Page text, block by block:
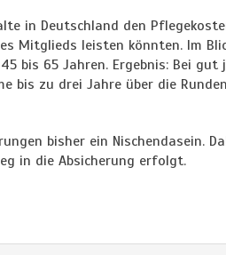
in Deutschland den
Mitglieds leisten könnten. Im
bis 65 Jahren. Ergebnis: Bei
bis zu drei Jahre über die
bisher ein Nischendasein.
in die Absicherung erfolgt.